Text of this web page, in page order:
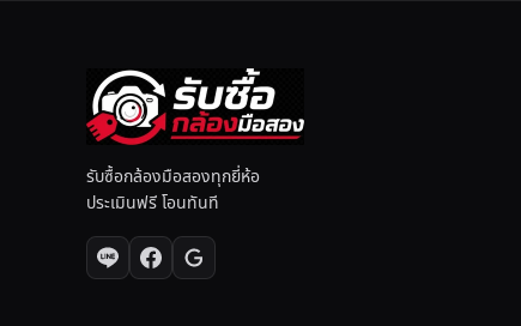
รับซื้อกล้องมือสองทุกยี่ห้อ
ประเมินฟรี โอนทันที